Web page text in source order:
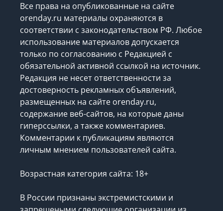
Все права на опубликованные на сайте
orenday.ru материалы охраняются в
соответствии с законодательством РФ. Любое
использование материалов допускается
только по согласованию с Редакцией с
обязательной активной ссылкой на источник.
Редакция не несет ответственности за
достоверность рекламных объявлений,
размещенных на сайте orenday.ru,
содержание веб-сайтов, на которые даны
гиперссылки, а также комментариев.
Комментарии к публикациям являются
личным мнением пользователей сайта.
Возрастная категория сайта: 18+
В России признаны экстремистскими и